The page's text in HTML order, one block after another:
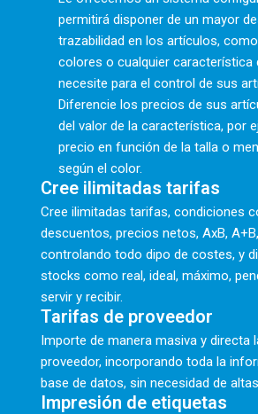
permitirá disponer de un mayor
trazabilidad en los artículos,
colores o cualquier característica
necesite para el control de sus
Diferencie los precios de sus
del valor de la característica, por
precio en función de la talla o
según el color.
Cree ilimitadas tarifas
Cree ilimitadas tarifas, condiciones
descuentos, precios netos, AxB, A+B,
controlando todo dipo de costes, y
stocks como real, ideal, máximo,
servir y recibir.
Tarifas de proveedor
Importe de manera masiva y directa
proveedor, incorporando toda la
base de datos, sin necesidad de
Impresión de etiquetas